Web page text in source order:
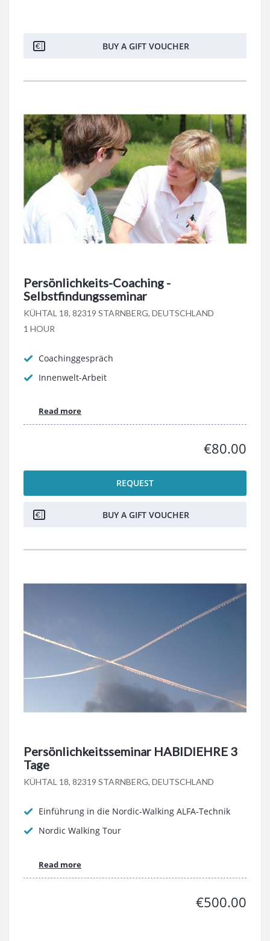
BUY A GIFT VOUCHER
Persönlichkeits-Coaching -
Selbstfindungsseminar
KÜHTAL 18, 82319 STARNBERG, DEUTSCHLAND
1 HOUR
Coachinggespräch
Innenwelt-Arbeit
Read more
€80.00
REQUEST
BUY A GIFT VOUCHER
Persönlichkeitsseminar HABIDIEHRE 3
Tage
KÜHTAL 18, 82319 STARNBERG, DEUTSCHLAND
Einführung in die Nordic-Walking ALFA-Technik
Nordic Walking Tour
Read more
€500.00